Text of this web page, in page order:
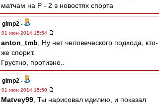
матчам на Р - 2 в новостях спорта
gimp2 -
01 июн 2014 15:54
anton_tmb , Ну нет человеческого подхода, кто-
же спорит.
Грустно, противно..
gimp2 -
01 июн 2014 15:50
Matvey99 , Ты нарисовал идилию, и показал